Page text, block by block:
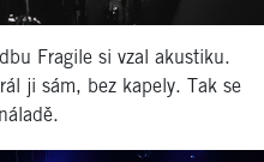
Fragile si vzal akustiku.
ji sám, bez kapely. Tak se